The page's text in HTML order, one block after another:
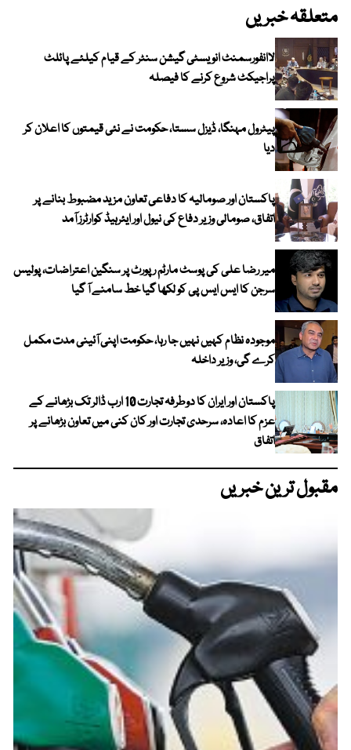
متعلقہ خبریں
لاانفورسمنٹ انویسٹی گیشن سنٹر کے قیام کیلئے پائلٹ
پراجیکٹ شروع کرنے کا فیصلہ
پیٹرول مہنگا، ڈیزل سستا، حکومت نے نئی قیمتوں کا اعلان کر
دیا
پاکستان اور صومالیہ کا دفاعی تعاون مزید مضبوط بنانے پر
اتفاق، صومالی وزیر دفاع کی نیول اور ایئرہیڈ کوارٹرز آمد
میر رضا علی کی پوسٹ مارٹم رپورٹ پر سنگین اعتراضات، پولیس
سرجن کا ایس ایس پی کو لکھا گیا خط سامنے آ گیا
موجودہ نظام کہیں نہیں جا رہا، حکومت اپنی آئینی مدت مکمل
کرے گی، وزیر داخلہ
پاکستان اور ایران کا دوطرفہ تجارت 10 ارب ڈالر تک بڑھانے کے
عزم کا اعادہ، سرحدی تجارت اور کان کنی میں تعاون بڑھانے پر
اتفاق
مقبول ترین خبریں